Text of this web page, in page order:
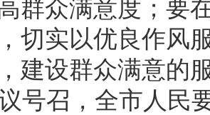
群众满意度；要
切实以优良作风
建设群众满意的
号召，全市人民